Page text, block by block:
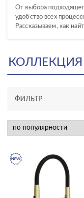
От выбора
удобство всех
Рассказываем, как
КОЛЛЕКЦИЯ
ФИЛЬТР
новинка
КАТЕГОРИЯ
смесители